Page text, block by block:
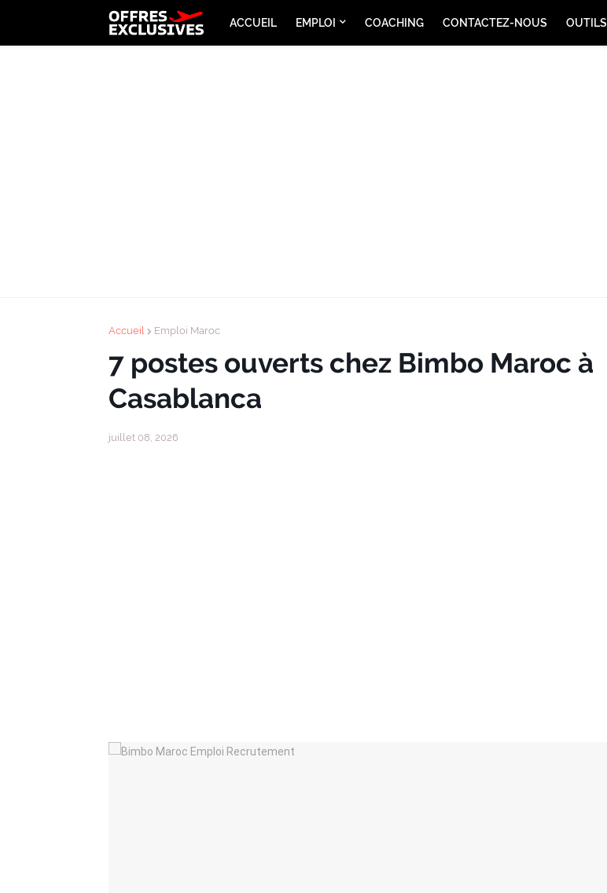
ACCUEIL EMPLOI COACHING CONTACTEZ-NOUS OUTILS
Accueil Emploi Maroc
7 postes ouverts chez Bimbo Maroc à
Casablanca
juillet 08, 2026